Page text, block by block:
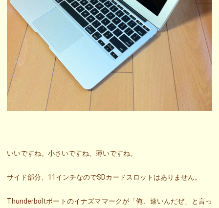
いいですね。小さいですね、薄いですね。
サイド部分、11インチなのでSDカードスロットはありません。
Thunderboltポートのイナズママークが「俺、速いんだぜ」と言っ